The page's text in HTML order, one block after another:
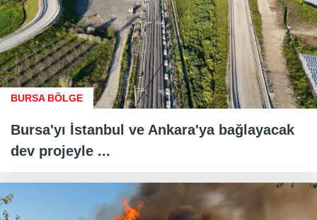
BURSA BÖLGE
Bursa'yı İstanbul ve Ankara'ya bağlayacak
dev projeyle ...